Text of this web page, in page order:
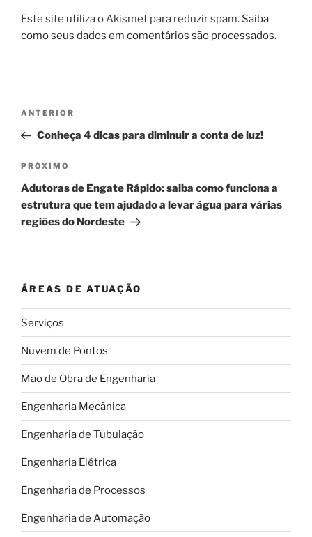
Este site utiliza o Akismet para reduzir spam. Saiba
como seus dados em comentários são processados.
Navegação
Post
Post
anterior
ANTERIOR
Conheça 4 dicas para diminuir a conta de luz!
Próximo
post
PRÓXIMO
Adutoras de Engate Rápido: saiba como funciona a
estrutura que tem ajudado a levar água para várias
regiões do Nordeste
ÁREAS DE ATUAÇÃO
Serviços
Nuvem de Pontos
Mão de Obra de Engenharia
Engenharia Mecânica
Engenharia de Tubulação
Engenharia Elétrica
Engenharia de Processos
Engenharia de Automação